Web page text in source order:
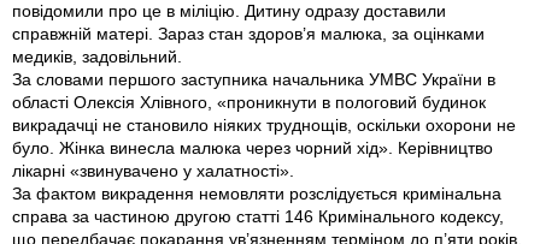
повідомили про це в міліцію. Дитину одразу доставили
справжній матері. Зараз стан здоров’я малюка, за оцінками
медиків, задовільний.
За словами першого заступника начальника УМВС України в
області Олексія Хлівного, «проникнути в пологовий будинок
викрадачці не становило ніяких труднощів, оскільки охорони не
було. Жінка винесла малюка через чорний хід». Керівництво
лікарні «звинувачено у халатності».
За фактом викрадення немовляти розслідується кримінальна
справа за частиною другою статті 146 Кримінального кодексу,
що передбачає покарання ув’язненням терміном до п’яти років.